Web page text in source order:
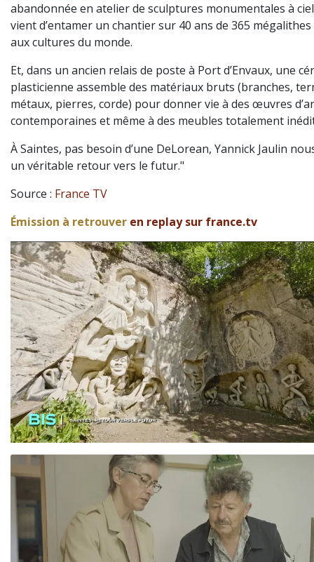
abandonnée en atelier de sculptures monumentales à
vient d’entamer un chantier sur 40 ans de 365 mégalithes
aux cultures du monde.
Et, dans un ancien relais de poste à Port d’Envaux, une
plasticienne assemble des matériaux bruts (branches,
métaux, pierres, corde) pour donner vie à des œuvres
contemporaines et même à des meubles totalement
À Saintes, pas besoin d’une DeLorean, Yannick Jaulin
un véritable retour vers le futur."
Source : France TV
Émission à retrouver en replay sur france.tv